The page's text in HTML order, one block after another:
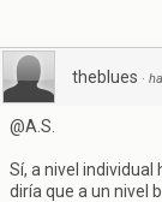
theblues ·
@A.S.
Sí, a nivel
diría que a un nivel